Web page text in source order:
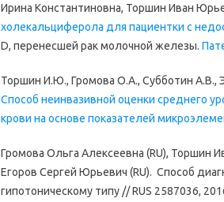
Ирина Константиновна, Торшин Иван
холекальциферола для пациентки с
D, перенесшей рак молочной железы.
Торшин И.Ю., Громова О.А., Субботин А.В.,
Способ неинвазивной оценки среднего
крови на основе показателей
Громова Ольга Алексеевна (RU), Торшин
Егоров Сергей Юрьевич (RU). Способ
гипотоническому типу // RUS 2587036,